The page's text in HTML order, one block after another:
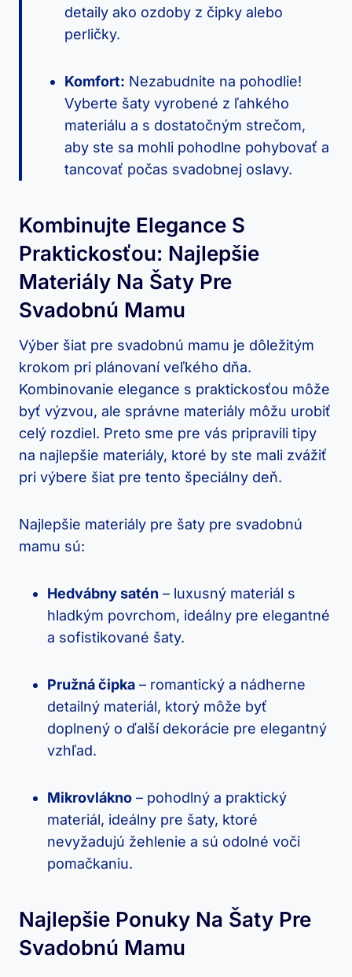
detaily ako ozdoby z čipky alebo
perličky.
Komfort: Nezabudnite na pohodlie!
Vyberte šaty vyrobené z ľahkého
materiálu a s dostatočným strečom,
aby ste sa mohli pohodlne pohybovať a
tancovať počas svadobnej oslavy.
Kombinujte Elegance S
Praktickosťou: Najlepšie
Materiály Na Šaty Pre
Svadobnú Mamu
Výber šiat pre svadobnú mamu je dôležitým
krokom pri plánovaní veľkého dňa.
Kombinovanie elegance s praktickosťou môže
byť výzvou, ale správne materiály môžu urobiť
celý rozdiel. Preto sme pre vás pripravili tipy
na najlepšie materiály, ktoré by ste mali zvážiť
pri výbere šiat pre tento špeciálny deň.
Najlepšie materiály pre šaty pre svadobnú
mamu sú:
Hedvábny satén – luxusný materiál s
hladkým povrchom, ideálny pre elegantné
a sofistikované šaty.
Pružná čipka – romantický a nádherne
detailný materiál, ktorý môže byť
doplnený o ďalší dekorácie pre elegantný
vzhľad.
Mikrovlákno – pohodlný a praktický
materiál, ideálny pre šaty, ktoré
nevyžadujú žehlenie a sú odolné voči
pomačkaniu.
Najlepšie Ponuky Na Šaty Pre
Svadobnú Mamu